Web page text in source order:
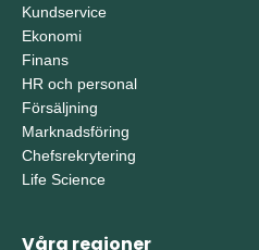
Kundservice
Ekonomi
Finans
HR och personal
Försäljning
Marknadsföring
Chefsrekrytering
Life Science
Våra regioner